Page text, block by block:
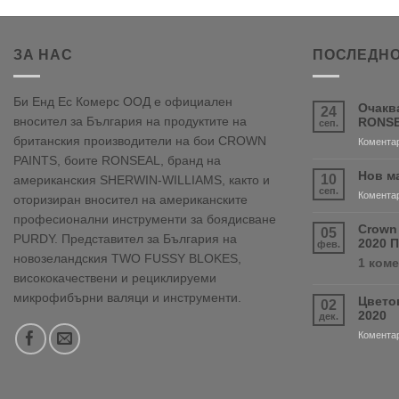
ЗА НАС
Би Енд Ес Комерс ООД е официален
вносител за България на продуктите на
британския производители на бои CROWN
PAINTS, боите RONSEAL, бранд на
американския SHERWIN-WILLIAMS, както и
оторизиран вносител на американските
професионални инструменти за боядисване
PURDY. Представител за България на
новозеландския TWO FUSSY BLOKES,
висококачествени и рециклируеми
микрофибърни валяци и инструменти.
24
сеп.
10
сеп.
Нов
05
фев.
2020
1
02
дек.
2020